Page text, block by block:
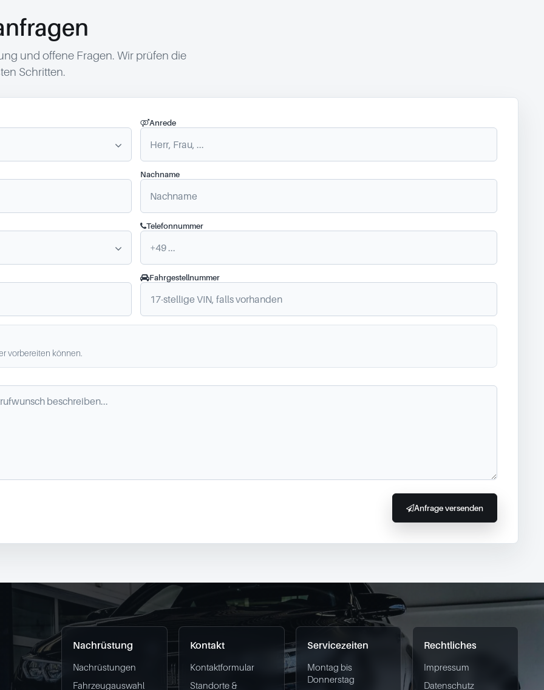
und offene Fragen. Wir prüfen die
Schritten.
Anrede
Nachname
Telefonnummer
Fahrgestellnummer
vorbereiten können.
Anfrage versenden
Nachrüstung
Nachrüstungen
Fahrzeugauswahl
Kontakt
Kontaktformular
Standorte &
Servicezeiten
Montag bis
Donnerstag
Rechtliches
Impressum
Datenschutz